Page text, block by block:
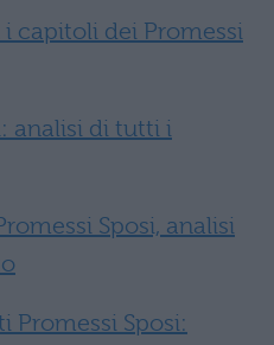
capitoli dei Promessi
analisi di tutti i
Sposi, analisi
Promessi Sposi: